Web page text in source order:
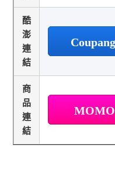
酷
澎
連
結
商
品
連
結